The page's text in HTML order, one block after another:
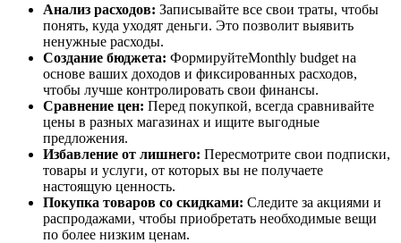
Анализ расходов: Записывайте все свои траты, чтобы
понять, куда уходят деньги. Это позволит выявить
ненужные расходы.
Создание бюджета: ФормируйтеMonthly budget на
основе ваших доходов и фиксированных расходов,
чтобы лучше контролировать свои финансы.
Сравнение цен: Перед покупкой, всегда сравнивайте
цены в разных магазинах и ищите выгодные
предложения.
Избавление от лишнего: Пересмотрите свои подписки,
товары и услуги, от которых вы не получаете
настоящую ценность.
Покупка товаров со скидками: Следите за акциями и
распродажами, чтобы приобретать необходимые вещи
по более низким ценам.